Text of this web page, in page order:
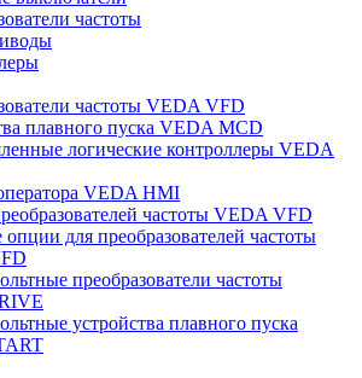
частоты
частоты VEDA VFD
плавного пуска VEDA MCD
логические контроллеры VEDA
VEDA HMI
частоты VEDA VFD
для преобразователей частоты
преобразователи частоты
устройства плавного пуска